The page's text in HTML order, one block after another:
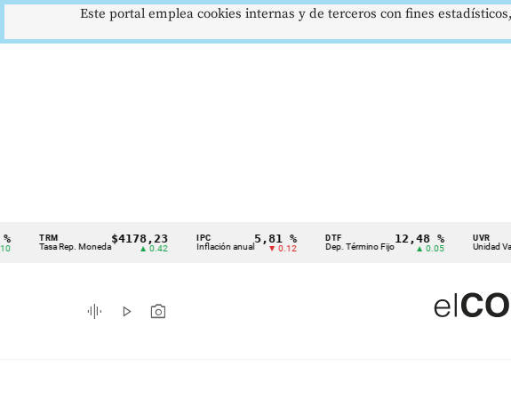
Cintillo
indicadores
económicos
Rep. Moneda
$4178,23
▲ 0.42
IPC
Inflación anual ▼ 0.12
DTF
Dep. Término Fijo
12,48 %
▲ 0.05
UVR
Unidad Valor Real
graphic_eq play_arrow photo_camera
Este portal emplea cookies internas y de terceros con fines